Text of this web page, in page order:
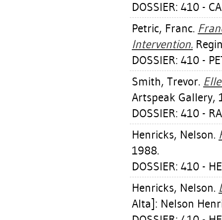
DOSSIER: 410 -
Petric, Franc.
Intervention.
DOSSIER: 410 -
Smith, Trevor.
Artspeak Gallery,
DOSSIER: 410 -
Henricks, Nelson.
1988.
DOSSIER: 410 -
Henricks, Nelson.
Alta]: Nelson